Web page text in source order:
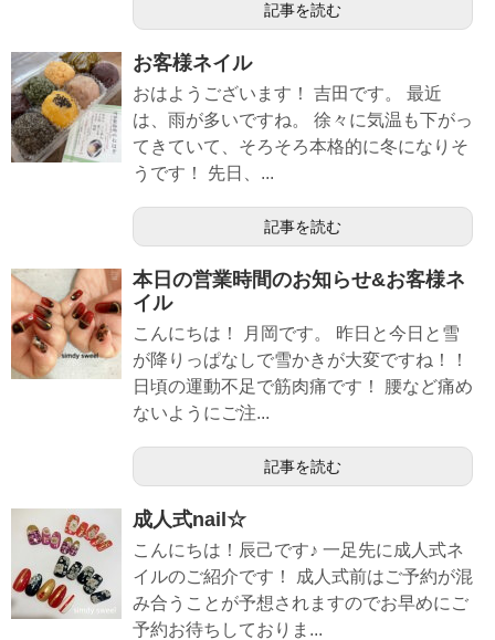
記事を読む
お客様ネイル
おはようございます！ 吉田です。 最近
は、雨が多いですね。 徐々に気温も下がっ
てきていて、そろそろ本格的に冬になりそ
うです！ 先日、...
記事を読む
本日の営業時間のお知らせ&お客様ネ
イル
こんにちは！ 月岡です。 昨日と今日と雪
が降りっぱなしで雪かきが大変ですね！！
日頃の運動不足で筋肉痛です！ 腰など痛め
ないようにご注...
記事を読む
成人式nail☆
こんにちは！辰己です♪ 一足先に成人式ネ
イルのご紹介です！ 成人式前はご予約が混
み合うことが予想されますのでお早めにご
予約お待ちしておりま...